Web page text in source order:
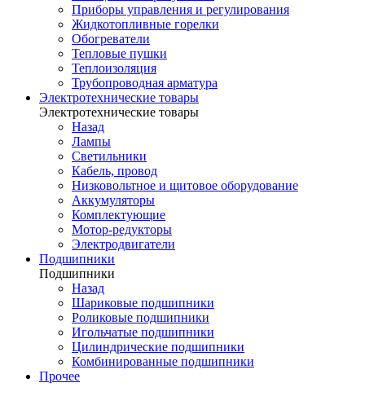
Приборы управления и регулирования
Жидкотопливные горелки
Обогреватели
Тепловые пушки
Теплоизоляция
Трубопроводная арматура
Электротехнические товары
Электротехнические товары
Назад
Лампы
Светильники
Кабель, провод
Низковольтное и щитовое оборудование
Аккумуляторы
Комплектующие
Мотор-редукторы
Электродвигатели
Подшипники
Подшипники
Назад
Шариковые подшипники
Роликовые подшипники
Игольчатые подшипники
Цилиндрические подшипники
Комбинированные подшипники
Прочее